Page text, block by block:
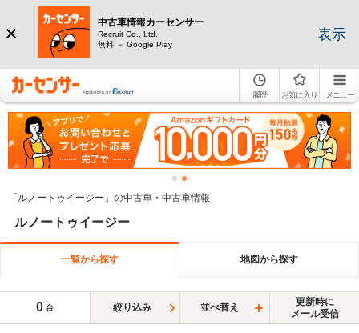
中古車情報カーセンサー
Recruit Co., Ltd.
無料 － Google Play
表示
履歴 お気に入り メニュー
「ルノートゥイージー」の中古車・中古車情報
ルノートゥイージー
一覧から探す 地図から探す
0 台 絞り込み 並べ替え
更新時に
メール受信